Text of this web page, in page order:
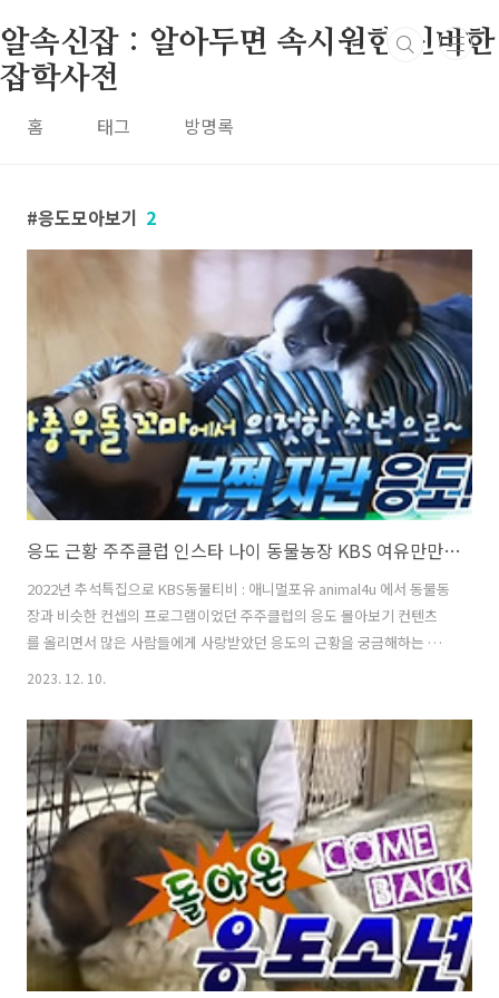
알속신잡 : 알아두면 속시원한 신비한
잡학사전
홈 태그 방명록
응도모아보기 2
응도 근황 주주클럽 인스타 나이 동물농장 KBS 여유만만 모아보기 다시보기
2022년 추석특집으로 KBS동물티비 : 애니멀포유 animal4u 에서 동물동
장과 비슷한 컨셉의 프로그램이었던 주주클럽의 응도 몰아보기 컨텐츠
를 올리면서 많은 사람들에게 사랑받았던 응도의 근황을 궁금해하는 분
들로 다시금 화제가 되고 있습니다. 1. 응도 주주클럽 동물농장 주주클럽
물 소재 예능 프로그램으로.. KBS2에서 2002년 4월 1일부터 2009년 4
월 19일까지 매주 일요일 총 350회에 걸쳐 방영되었습니다. 그 중 초창
기인 2002년 4월 22일부터 5월 27일까지 세인트버나드 가둥이의 출산
을 주제로 한 '가둥이랑 응도랑' 편이 방영되습니다. 이 때 응도에 대한
시청자들의 호반응으로 2002년 10월 28일부터 2003년 ..
2023. 12. 10.